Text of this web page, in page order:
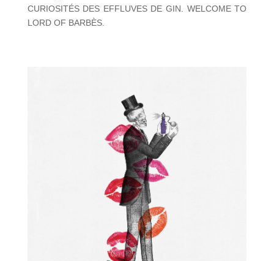
CURIOSITÉS DES EFFLUVES DE GIN. WELCOME TO
LORD OF BARBÈS.